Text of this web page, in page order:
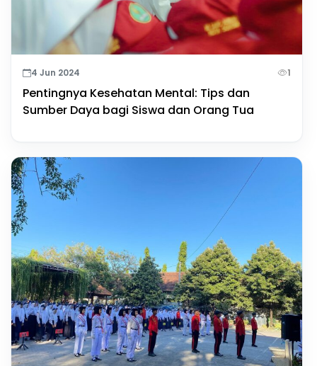
4 Jun 2024 1
Pentingnya Kesehatan Mental: Tips dan
Sumber Daya bagi Siswa dan Orang Tua